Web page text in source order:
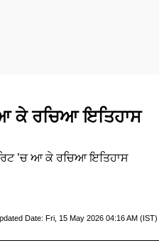
ਕੇ ਰਚਿਆ ਇਤਿਹਾਸ
’ਚ ਆ ਕੇ ਰਚਿਆ ਇਤਿਹਾਸ
Date: Fri, 15 May 2026 04:16 AM (IST)